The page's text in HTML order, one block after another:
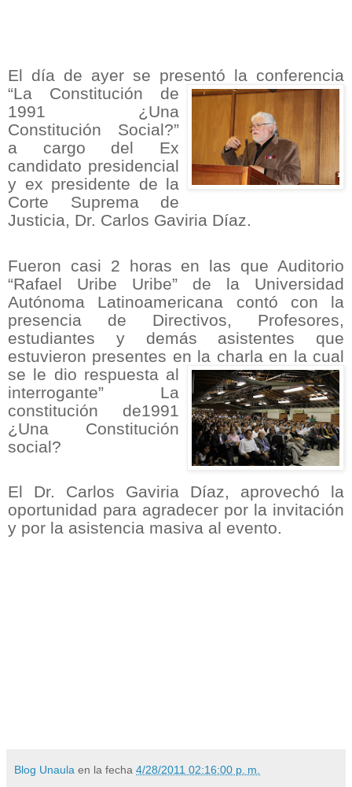
El día de ayer se presentó la conferencia
“La Constitución de
1991 ¿Una
Constitución Social?”
a cargo del Ex
candidato presidencial
y ex presidente de la
Corte Suprema de
Justicia, Dr. Carlos Gaviria Díaz.
Fueron casi 2 horas en las que Auditorio
“Rafael Uribe Uribe” de la Universidad
Autónoma Latinoamericana contó con la
presencia de Directivos, Profesores,
estudiantes y demás asistentes que
estuvieron presentes en la charla en la cual
se le dio respuesta al
interrogante” La
constitución de1991
¿Una Constitución
social?
El Dr. Carlos Gaviria Díaz, aprovechó la
oportunidad para agradecer por la invitación
y por la asistencia masiva al evento.
Blog Unaula en la fecha 4/28/2011 02:16:00 p. m.